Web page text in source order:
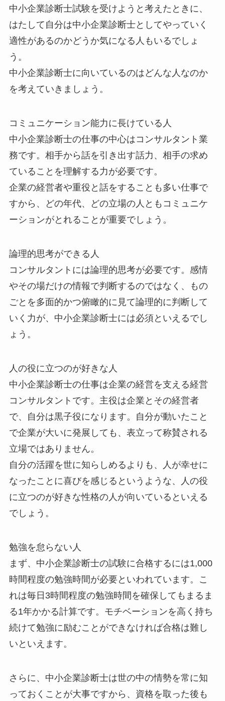
中小企業診断士試験を受けようと考えたときに、
はたして自分は中小企業診断士としてやっていく
適性があるのかどうか気になる人もいるでしょ
う。
中小企業診断士に向いているのはどんな人なのか
を考えていきましょう。
コミュニケーション能力に長けている人
中小企業診断士の仕事の中心はコンサルタント業
務です。相手から話を引き出す話力、相手の求め
ていることを理解する力が必要です。
企業の経営者や重役と話をすることも多い仕事で
すから、どの年代、どの立場の人ともコミュニケ
ーションがとれることが重要でしょう。
論理的思考ができる人
コンサルタントには論理的思考が必要です。感情
やその場だけの情報で判断するのではなく、もの
ごとを多面的かつ俯瞰的に見て論理的に判断して
いく力が、中小企業診断士には必須といえるでし
ょう。
人の役に立つのが好きな人
中小企業診断士の仕事は企業の経営を支える経営
コンサルタントです。主役は企業とその経営者
で、自分は黒子役になります。自分が動いたこと
で企業が大いに発展しても、表立って称賛される
立場ではありません。
自分の活躍を世に知らしめるよりも、人が幸せに
なったことに喜びを感じるというような、人の役
に立つのが好きな性格の人が向いているといえる
でしょう。
勉強を怠らない人
まず、中小企業診断士の試験に合格するには1,000
時間程度の勉強時間が必要といわれています。こ
れは毎日3時間程度の勉強時間を確保してもまるま
る1年かかる計算です。モチベーションを高く持ち
続けて勉強に励むことができなければ合格は難し
いといえます。
さらに、中小企業診断士は世の中の情勢を常に知
っておくことが大事ですから、資格を取った後も